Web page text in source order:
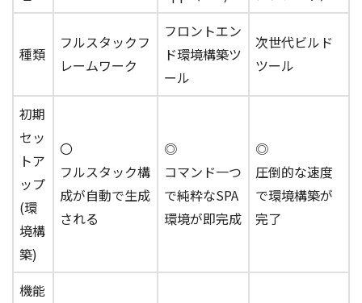
種類
フルスタックフ
レームワーク
フロントエン
ド環境構築ツ
ール
次世代ビルド
ツール
初期
セッ
トア
ップ
(環
境構
築)
〇
フルスタック構
成が自動で生成
される
◎
コマンド一つ
で純粋なSPA
環境が即完成
◎
圧倒的な速度
で環境構築が
完了
機能